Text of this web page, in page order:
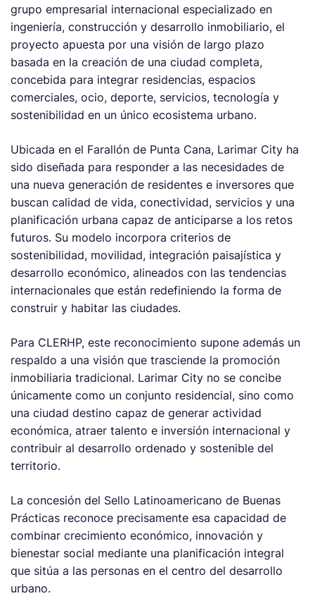
grupo empresarial internacional especializado en
ingeniería, construcción y desarrollo inmobiliario, el
proyecto apuesta por una visión de largo plazo
basada en la creación de una ciudad completa,
concebida para integrar residencias, espacios
comerciales, ocio, deporte, servicios, tecnología y
sostenibilidad en un único ecosistema urbano.
Ubicada en el Farallón de Punta Cana, Larimar City ha
sido diseñada para responder a las necesidades de
una nueva generación de residentes e inversores que
buscan calidad de vida, conectividad, servicios y una
planificación urbana capaz de anticiparse a los retos
futuros. Su modelo incorpora criterios de
sostenibilidad, movilidad, integración paisajística y
desarrollo económico, alineados con las tendencias
internacionales que están redefiniendo la forma de
construir y habitar las ciudades.
Para CLERHP, este reconocimiento supone además un
respaldo a una visión que trasciende la promoción
inmobiliaria tradicional. Larimar City no se concibe
únicamente como un conjunto residencial, sino como
una ciudad destino capaz de generar actividad
económica, atraer talento e inversión internacional y
contribuir al desarrollo ordenado y sostenible del
territorio.
La concesión del Sello Latinoamericano de Buenas
Prácticas reconoce precisamente esa capacidad de
combinar crecimiento económico, innovación y
bienestar social mediante una planificación integral
que sitúa a las personas en el centro del desarrollo
urbano.